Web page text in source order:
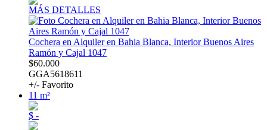
MÁS DETALLES
Cochera en Alquiler en Bahia Blanca, Interior Buenos Aires
Ramón y Cajal 1047
$60.000
GGA5618611
+/- Favorito
11 m²
$ -